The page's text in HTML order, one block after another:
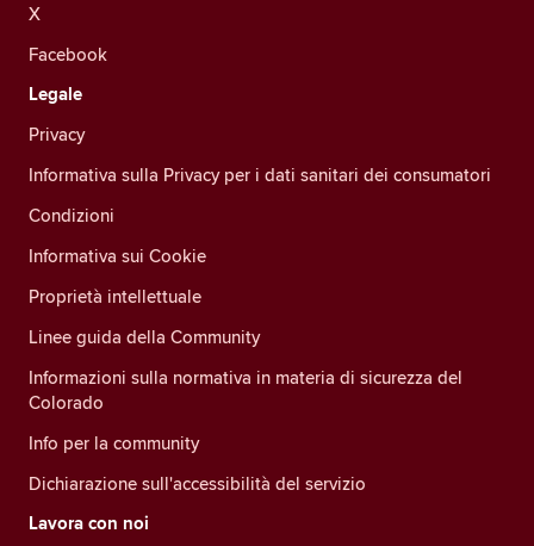
X
Facebook
Legale
Privacy
Informativa sulla Privacy per i dati sanitari dei consumatori
Condizioni
Informativa sui Cookie
Proprietà intellettuale
Linee guida della Community
Informazioni sulla normativa in materia di sicurezza del
Colorado
Info per la community
Dichiarazione sull'accessibilità del servizio
Lavora con noi